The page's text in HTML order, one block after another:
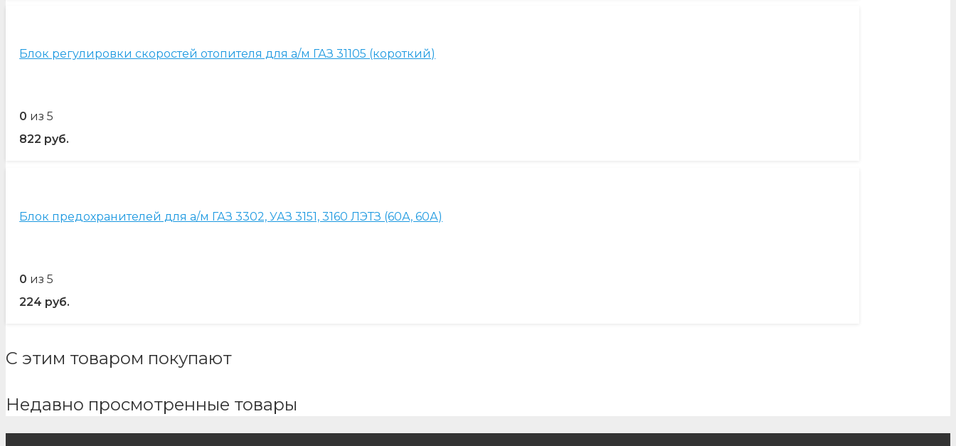
Блок регулировки скоростей отопителя для а/м ГАЗ 31105 (короткий)
0 из 5
822 руб.
Блок предохранителей для а/м ГАЗ 3302, УАЗ 3151, 3160 ЛЭТЗ (60А, 60А)
0 из 5
224 руб.
С этим товаром покупают
Недавно просмотренные товары